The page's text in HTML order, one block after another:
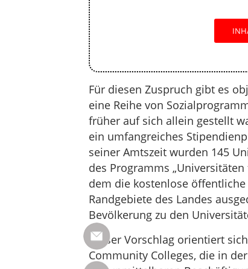
Für diesen Zuspruch gibt es
eine Reihe von
früher auf sich allein gestellt
ein umfangreiches
seiner Amtszeit wurden 145
des Programms
dem die kostenlose
Randgebiete des Landes
Bevölkerung zu den
Dieser Vorschlag orientiert
Community Colleges, die in